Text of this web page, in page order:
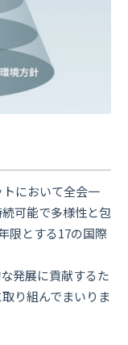
において全会一
続可能で多様性と包
限とする17の国際
発展に貢献するた
り組んでまいりま